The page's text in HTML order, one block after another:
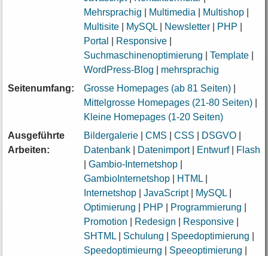
Mehrsprachig
Multimedia Multishop|
Multisite| MySQL| Newsletter| PHP
Portal
Responsive|
Suchmaschinenoptimierung
Template|
WordPress-Blog
mehrsprachig
Seitenumfang:
Grosse Homepages (ab 81 Seiten)|
Mittelgrosse Homepages (21-80 Seiten)|
Kleine Homepages (1-20 Seiten)
Ausgeführte
Arbeiten:
Bildergalerie| CMS CSS DSGVO|
Datenbank| Datenimport| Entwurf|
Flash
Gambio-Internetshop|
GambioInternetshop| HTML|
Internetshop| JavaScript| MySQL|
Optimierung
PHP Programmierung
Promotion
Redesign Responsive|
SHTML| Schulung Speedoptimierung
Speedoptimieurng
Speeoptimierung